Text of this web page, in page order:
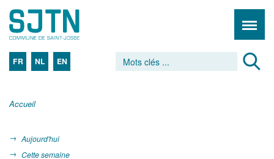
FR NL EN
Accueil
Aujourd'hui
Cette semaine